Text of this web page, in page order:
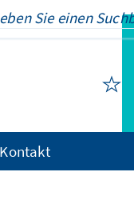
Kontakt